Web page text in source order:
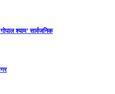
श्याम’ सार्वजनिक